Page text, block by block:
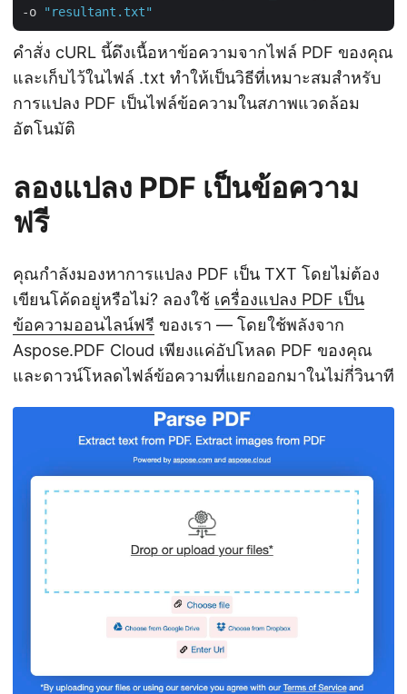
-o
"resultant.txt"
คำสั่ง cURL นี้ดึงเนื้อหาข้อความจากไฟล์ PDF ของคุณ
และเก็บไว้ในไฟล์ .txt ทำให้เป็นวิธีที่เหมาะสมสำหรับ
การแปลง PDF เป็นไฟล์ข้อความในสภาพแวดล้อม
อัตโนมัติ
ลองแปลง PDF เป็นข้อความ
ฟรี
คุณกำลังมองหาการแปลง PDF เป็น TXT โดยไม่ต้อง
เขียนโค้ดอยู่หรือไม่? ลองใช้ เครื่องแปลง PDF เป็น
ข้อความออนไลน์ฟรี ของเรา — โดยใช้พลังจาก
Aspose.PDF Cloud เพียงแค่อัปโหลด PDF ของคุณ
และดาวน์โหลดไฟล์ข้อความที่แยกออกมาในไม่กี่วินาที